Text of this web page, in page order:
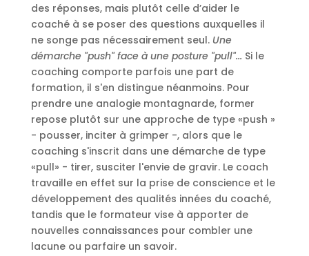
des réponses, mais plutôt celle d’aider le
coaché à se poser des questions auxquelles il
ne songe pas nécessairement seul. Une
démarche "push" face à une posture "pull"... Si le
coaching comporte parfois une part de
formation, il s'en distingue néanmoins. Pour
prendre une analogie montagnarde, former
repose plutôt sur une approche de type «push »
- pousser, inciter à grimper -, alors que le
coaching s'inscrit dans une démarche de type
«pull» - tirer, susciter l'envie de gravir. Le coach
travaille en effet sur la prise de conscience et le
développement des qualités innées du coaché,
tandis que le formateur vise à apporter de
nouvelles connaissances pour combler une
lacune ou parfaire un savoir.